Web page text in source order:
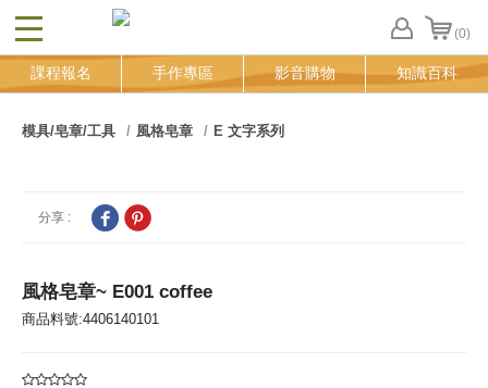
CLOSE (0)
FB
登
課程報名 手作專區 影音購物 知識百科
模具/皂章/工具 風格皂章 E 文字系列
分享 :
風格皂章~ E001 coffee
商品料號:4406140101